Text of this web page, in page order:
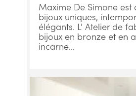
Maxime De Simone est
bijoux uniques,
élégants. L' Atelier de
bijoux en bronze et en
incarne...